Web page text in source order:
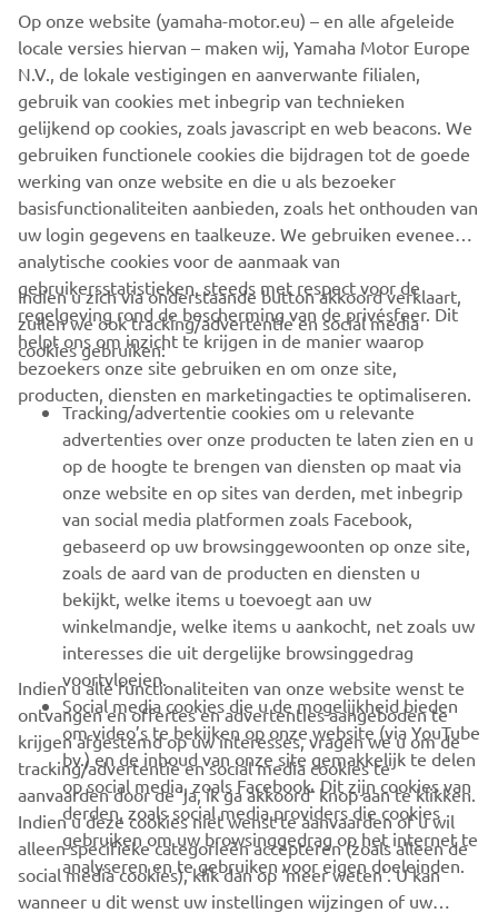
CORPORATE
BUSINESS
MEER YAMAHA
SUPPORT
NIEUWSBRIEF
Wees de eerste die meer te weten komt over de nieuwste deals,
speciale evenementen, nieuwe producten en nog veel meer
ABONNEREN
Lees ons privacybeleid om te leren hoe we uw persoonlijke
gegevens verwerken:Privacyverklaring
Op onze website (yamaha-motor.eu) – en alle afgeleide
locale versies hiervan – maken wij, Yamaha Motor Europe
N.V., de lokale vestigingen en aanverwante filialen,
gebruik van cookies met inbegrip van technieken
gelijkend op cookies, zoals javascript en web beacons. We
gebruiken functionele cookies die bijdragen tot de goede
werking van onze website en die u als bezoeker
basisfunctionaliteiten aanbieden, zoals het onthouden van
uw login gegevens en taalkeuze. We gebruiken eveneens
analytische cookies voor de aanmaak van
gebruikersstatistieken, steeds met respect voor de
regelgeving rond de bescherming van de privésfeer. Dit
helpt ons om inzicht te krijgen in de manier waarop
bezoekers onze site gebruiken en om onze site,
producten, diensten en marketingacties te optimaliseren.
Indien u zich via onderstaande button akkoord verklaart,
zullen we ook tracking/advertentie en social media
cookies gebruiken:
Tracking/advertentie cookies om u relevante
advertenties over onze producten te laten zien en u
op de hoogte te brengen van diensten op maat via
onze website en op sites van derden, met inbegrip
van social media platformen zoals Facebook,
gebaseerd op uw browsinggewoonten op onze site,
zoals de aard van de producten en diensten u
bekijkt, welke items u toevoegt aan uw
winkelmandje, welke items u aankocht, net zoals uw
interesses die uit dergelijke browsinggedrag
voortvloeien.
Social media cookies die u de mogelijkheid bieden
om video’s te bekijken op onze website (via YouTube
bv.) en de inhoud van onze site gemakkelijk te delen
op social media, zoals Facebook. Dit zijn cookies van
derden, zoals social media providers die cookies
gebruiken om uw browsinggedrag op het internet te
analyseren en te gebruiken voor eigen doeleinden.
Indien u alle functionaliteiten van onze website wenst te
ontvangen en offertes en advertenties aangeboden te
krijgen afgestemd op uw interesses, vragen we u om de
tracking/advertentie en social media cookies te
aanvaarden door de ‘ja, ik ga akkoord’ knop aan te klikken.
Indien u deze cookies niet wenst te aanvaarden of u wil
alleen specifieke categorieën accepteren (zoals alleen de
social media cookies), klik dan op ‘meer weten’. U kan
wanneer u dit wenst uw instellingen wijzingen of uw